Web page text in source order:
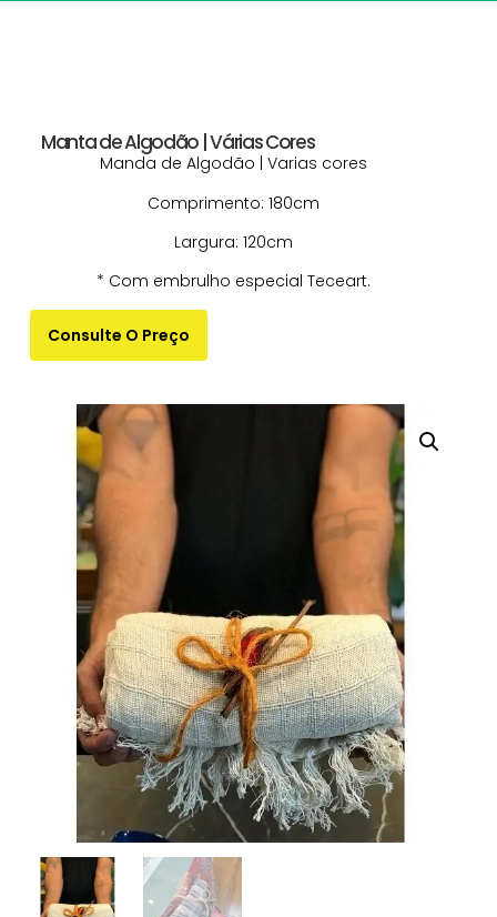
Manta de Algodão | Várias Cores
Manda de Algodão | Varias cores
Comprimento: 180cm
Largura: 120cm
* Com embrulho especial Teceart.
Consulte O Preço